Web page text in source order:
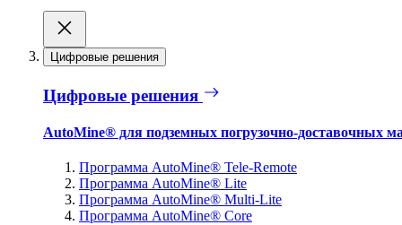
Цифровые решения
Цифровые решения
AutoMine® для подземных погрузочно-доставочных
Программа AutoMine® Tele-Remote
Программа AutoMine® Lite
Программа AutoMine® Multi-Lite
Программа AutoMine® Core